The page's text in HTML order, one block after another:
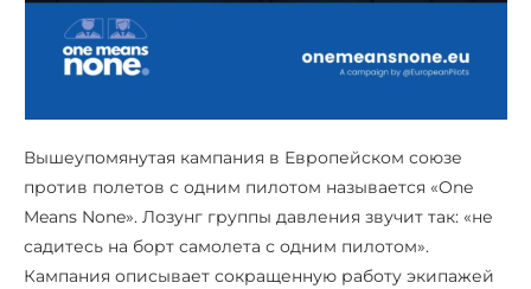
Вышеупомянутая кампания в Европейском союзе
против полетов с одним пилотом называется «One
Means None». Лозунг группы давления звучит так: «не
садитесь на борт самолета с одним пилотом».
Кампания описывает сокращенную работу экипажей